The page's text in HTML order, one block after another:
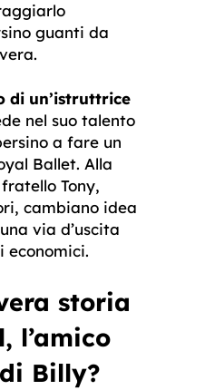
guanti da
di un’istruttrice
nel suo talento
a fare un
Ballet. Alla
Tony,
cambiano idea
via d’uscita
economici.
storia
l’amico
Billy?